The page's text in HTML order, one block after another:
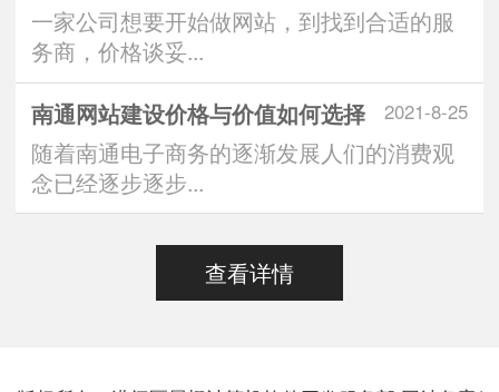
一家公司想要开始做网站，到找到合适的服
务商，价格谈妥...
2021-8-25
南通网站建设价格与价值如何选择
随着南通电子商务的逐渐发展人们的消费观
念已经逐步逐步...
查看详情